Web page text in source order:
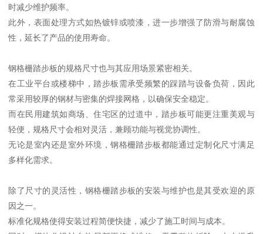
时减少维护频率。
此外，表面处理方式如热镀锌或喷漆，进一步增强了防滑与耐腐蚀
性，延长了产品的使用寿命。
钢格栅踏步板的规格尺寸也与其应用场景紧密相关。
在工业平台或楼梯中，踏步板需承受频繁的踩踏与设备负荷，因此
常采用较厚的钢材与密集的焊接网格，以确保安全稳定。
而在民用建筑如商场、住宅区的过道中，踏步板可能更注重美观与
轻便，规格尺寸会相对灵活，兼顾功能与视觉协调性。
无论是室内还是室外环境，钢格栅踏步板都能通过定制化尺寸满足
多样化需求。
除了尺寸的灵活性，钢格栅踏步板的安装与维护也是其受欢迎的原
因之一。
标准化规格使得安装过程简便快捷，减少了施工时间与成本。